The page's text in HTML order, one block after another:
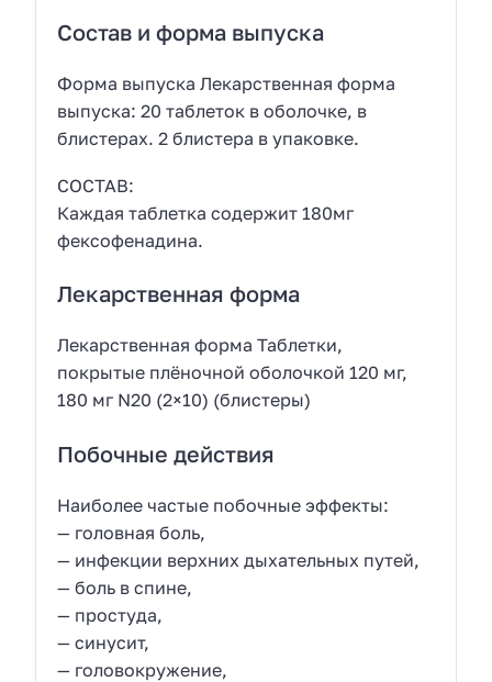
Состав и форма выпуска
Форма выпуска Лекарственная форма
выпуска: 20 таблеток в оболочке, в
блистерах. 2 блистера в упаковке.
СОСТАВ:
Каждая таблетка содержит 180мг
фексофенадина.
Лекарственная форма
Лекарственная форма Таблетки,
покрытые плёночной оболочкой 120 мг,
180 мг N20 (2×10) (блистеры)
Побочные действия
Наиболее частые побочные эффекты:
— головная боль,
— инфекции верхних дыхательных путей,
— боль в спине,
— простуда,
— синусит,
— головокружение,